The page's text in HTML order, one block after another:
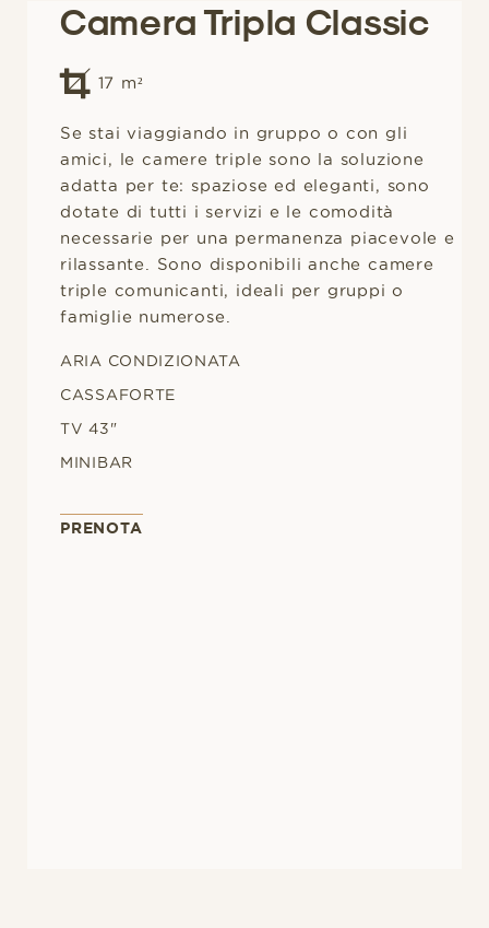
Camera Tripla Classic
17 m²
Se stai viaggiando in gruppo o con gli
amici, le camere triple sono la soluzione
adatta per te: spaziose ed eleganti, sono
dotate di tutti i servizi e le comodità
necessarie per una permanenza piacevole e
rilassante. Sono disponibili anche camere
triple comunicanti, ideali per gruppi o
famiglie numerose.
ARIA CONDIZIONATA
CASSAFORTE
TV 43"
MINIBAR
PRENOTA